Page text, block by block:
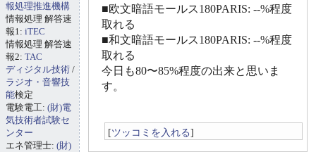
■欧文暗語モールス180PARIS: --%程度
取れる
■和文暗語モールス180PARIS: --%程度
取れる
今日も80〜85%程度の出来と思いま
す。
[ツッコミを入れる]
報処理推進機構
情報処理 解答速
報1: iTEC
情報処理 解答速
報2: TAC
ディジタル技術 /
ラジオ・音響技
能検定
電験電工: (財)電
気技術者試験セ
ンター
エネ管理士: (財)